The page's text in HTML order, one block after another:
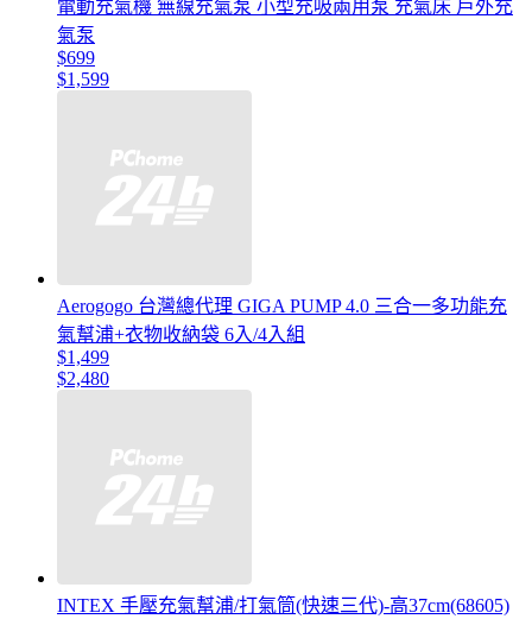
電動充氣機 無線充氣泵 小型充吸兩用泵 充氣床 戶外充
氣泵
$699
$1,599
Aerogogo 台灣總代理 GIGA PUMP 4.0 三合一多功能充
氣幫浦+衣物收納袋 6入/4入組
$1,499
$2,480
INTEX 手壓充氣幫浦/打氣筒(快速三代)-高37cm(68605)